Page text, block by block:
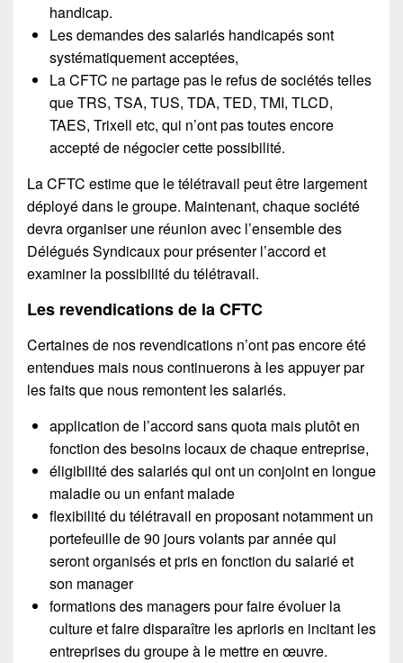
handicap.
Les demandes des salariés handicapés sont
systématiquement acceptées,
La CFTC ne partage pas le refus de sociétés telles
que TRS, TSA, TUS, TDA, TED, TMI, TLCD,
TAES, Trixell etc, qui n’ont pas toutes encore
accepté de négocier cette possibilité.
La CFTC estime que le télétravail peut être largement
déployé dans le groupe. Maintenant, chaque société
devra organiser une réunion avec l’ensemble des
Délégués Syndicaux pour présenter l’accord et
examiner la possibilité du télétravail.
Les revendications de la CFTC
Certaines de nos revendications n’ont pas encore été
entendues mais nous continuerons à les appuyer par
les faits que nous remontent les salariés.
application de l’accord sans quota mais plutôt en
fonction des besoins locaux de chaque entreprise,
éligibilité des salariés qui ont un conjoint en longue
maladie ou un enfant malade
flexibilité du télétravail en proposant notamment un
portefeuille de 90 jours volants par année qui
seront organisés et pris en fonction du salarié et
son manager
formations des managers pour faire évoluer la
culture et faire disparaître les aprioris en incitant les
entreprises du groupe à le mettre en œuvre.